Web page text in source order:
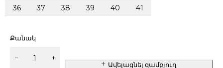
36 37 38 39 40 41
Քանակ
Ավելացնել զամբյուղ